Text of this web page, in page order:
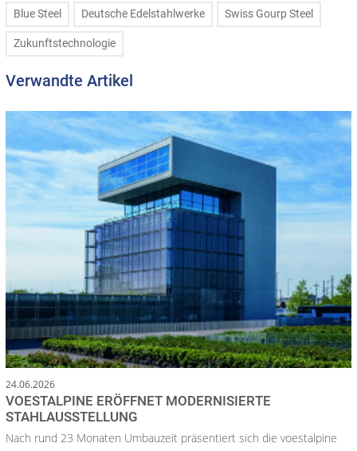
Blue Steel Deutsche Edelstahlwerke Swiss Gourp Steel
Zukunftstechnologie
Verwandte Artikel
24.06.2026
VOESTALPINE ERÖFFNET MODERNISIERTE
STAHLAUSSTELLUNG
Nach rund 23 Monaten Umbauzeit präsentiert sich die voestalpine